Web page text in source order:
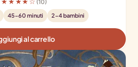
(10)
45-60 minuti 2-4 bambini
al carrello